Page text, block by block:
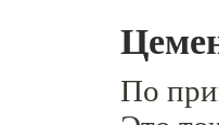
По